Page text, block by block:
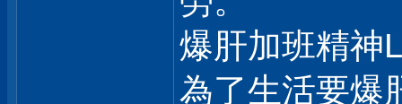
爆肝加班精神
為了生活要爆